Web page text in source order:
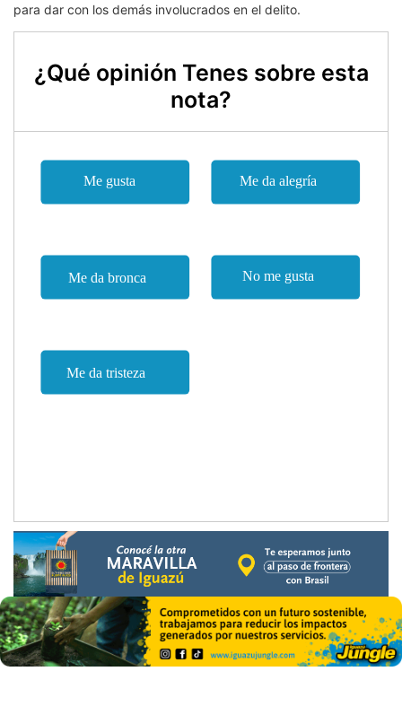
para dar con los demás involucrados en el delito.
¿Qué opinión Tenes sobre esta
nota?